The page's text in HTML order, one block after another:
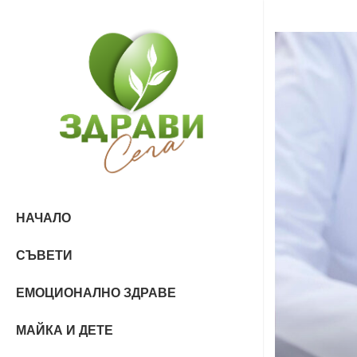
НАЧАЛО
СЪВЕТИ
ЕМОЦИОНАЛНО ЗДРАВЕ
МАЙКА И ДЕТЕ